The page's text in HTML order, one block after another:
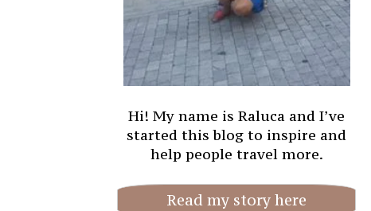
Hi! My name is Raluca and I’ve
started this blog to inspire and
help people travel more.
Read my story here